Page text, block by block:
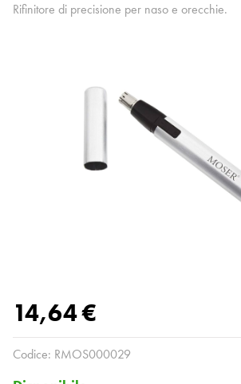
Rifinitore di precisione per naso e orecchie.
14,64 €
Codice: RMOS000029